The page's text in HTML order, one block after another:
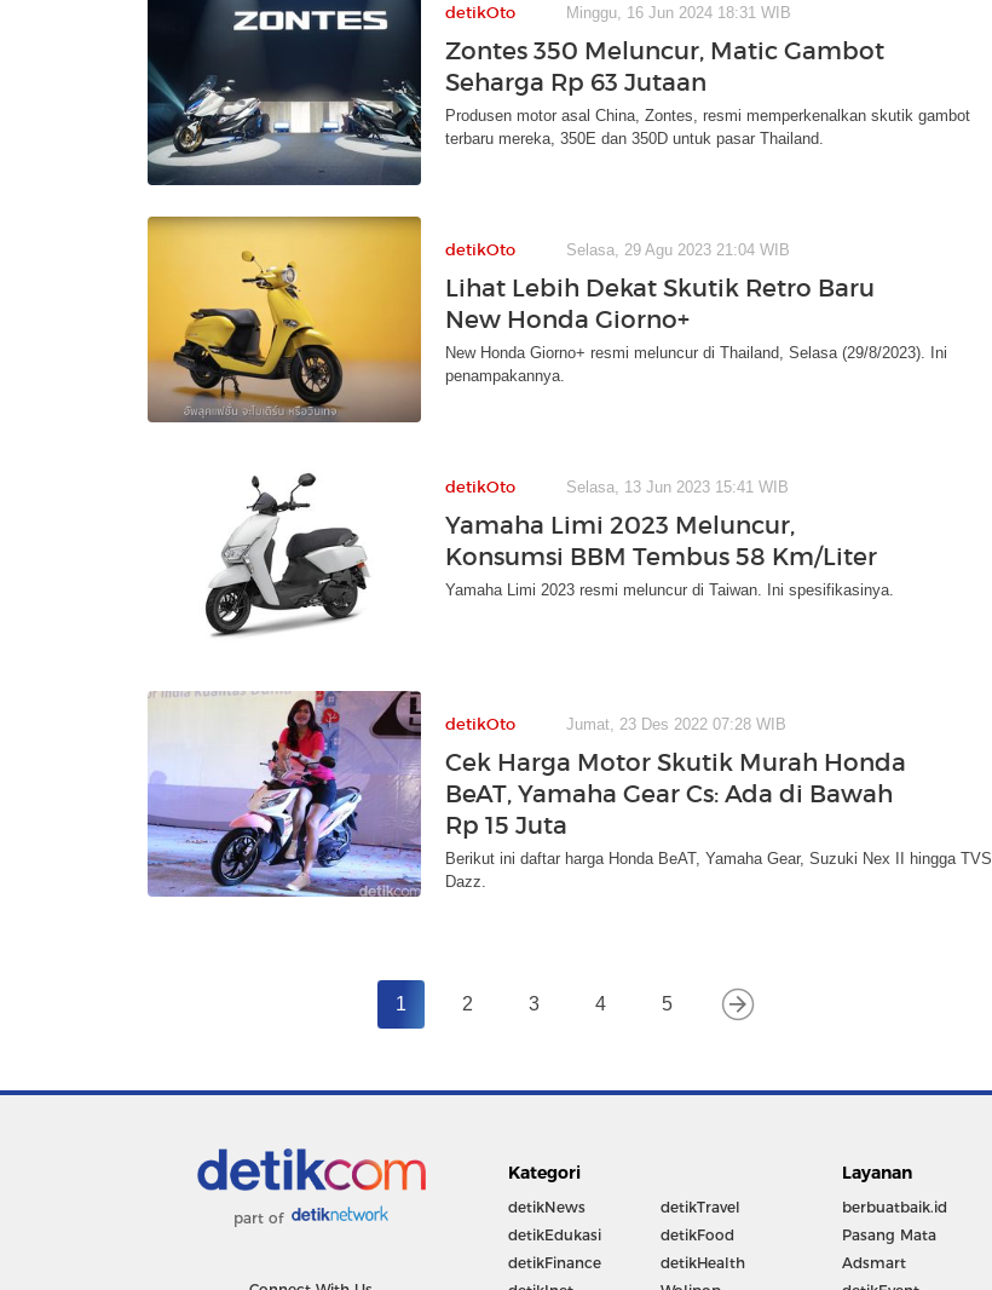
detikOto Minggu, 16 Jun 2024 18:31 WIB
Zontes 350 Meluncur, Matic Gambot
Seharga Rp 63 Jutaan
Produsen motor asal China, Zontes, resmi memperkenalkan skutik gambot
terbaru mereka, 350E dan 350D untuk pasar Thailand.
detikOto Selasa, 29 Agu 2023 21:04 WIB
Lihat Lebih Dekat Skutik Retro Baru
New Honda Giorno+
New Honda Giorno+ resmi meluncur di Thailand, Selasa (29/8/2023). Ini
penampakannya.
detikOto Selasa, 13 Jun 2023 15:41 WIB
Yamaha Limi 2023 Meluncur,
Konsumsi BBM Tembus 58 Km/Liter
Yamaha Limi 2023 resmi meluncur di Taiwan. Ini spesifikasinya.
detikOto Jumat, 23 Des 2022 07:28 WIB
Cek Harga Motor Skutik Murah Honda
BeAT, Yamaha Gear Cs: Ada di Bawah
Rp 15 Juta
Berikut ini daftar harga Honda BeAT, Yamaha Gear, Suzuki Nex II hingga TVS
Dazz.
1 2 3 4 5
part of
Kategori
detikNews
detikEdukasi
detikFinance
detikTravel
detikFood
detikHealth
Layanan
berbuatbaik.id
Pasang Mata
Adsmart